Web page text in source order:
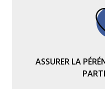
ASSURER LA